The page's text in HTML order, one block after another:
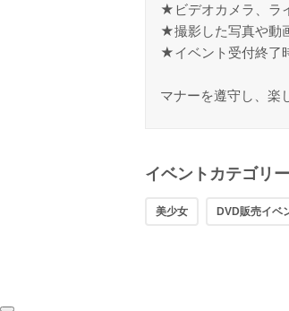
★ビデオカメラ、ラ
★撮影した写真や動
★イベント受付終了
マナーを遵守し、楽
イベントカテゴリー
美少女 DVD販売イベ